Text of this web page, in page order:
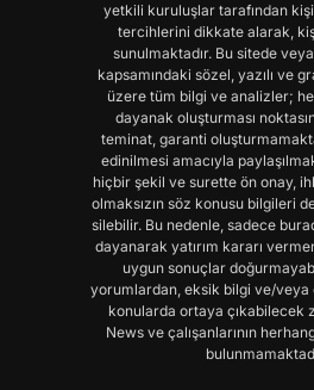
yetkili kuruluşlar tarafından
tercihlerini dikkate alarak,
sunulmaktadır. Bu sitede
kapsamındaki sözel, yazılı ve
üzere tüm bilgi ve analizler;
dayanak oluşturması
teminat, garanti
edinilmesi amacıyla
hiçbir şekil ve surette ön onay,
olmaksızın söz konusu bilgileri
silebilir. Bu nedenle, sadece
dayanarak yatırım kararı
uygun sonuçlar
yorumlardan, eksik bilgi ve/veya
konularda ortaya çıkabilecek
News ve çalışanlarının